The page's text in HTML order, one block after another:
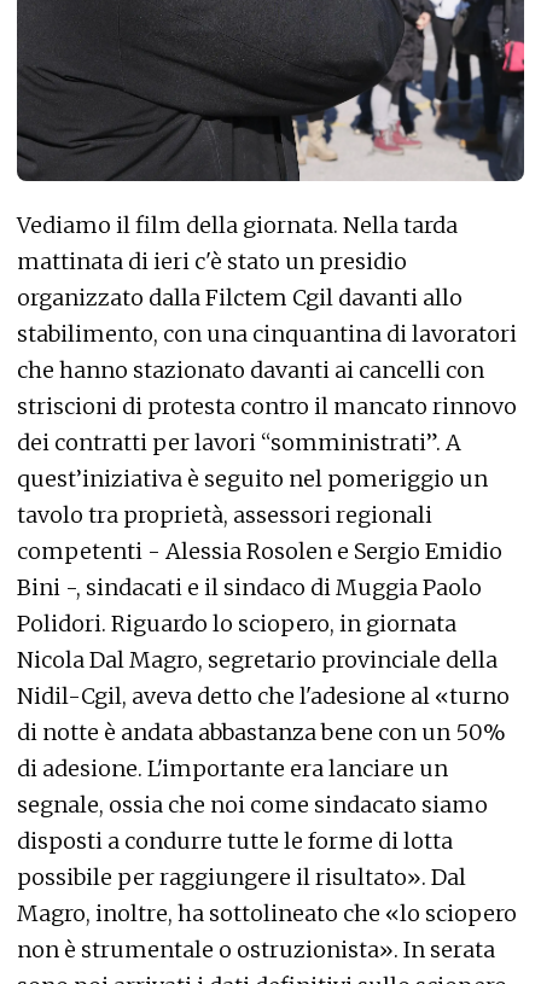
Vediamo il film della giornata. Nella tarda
mattinata di ieri c'è stato un presidio
organizzato dalla Filctem Cgil davanti allo
stabilimento, con una cinquantina di lavoratori
che hanno stazionato davanti ai cancelli con
striscioni di protesta contro il mancato rinnovo
dei contratti per lavori “somministrati”. A
quest’iniziativa è seguito nel pomeriggio un
tavolo tra proprietà, assessori regionali
competenti - Alessia Rosolen e Sergio Emidio
Bini -, sindacati e il sindaco di Muggia Paolo
Polidori. Riguardo lo sciopero, in giornata
Nicola Dal Magro, segretario provinciale della
Nidil-Cgil, aveva detto che l'adesione al «turno
di notte è andata abbastanza bene con un 50%
di adesione. L'importante era lanciare un
segnale, ossia che noi come sindacato siamo
disposti a condurre tutte le forme di lotta
possibile per raggiungere il risultato». Dal
Magro, inoltre, ha sottolineato che «lo sciopero
non è strumentale o ostruzionista». In serata